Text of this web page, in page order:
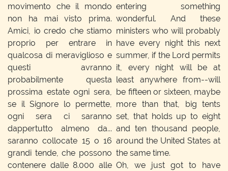
movimento che il mondo
non ha mai visto prima.
Amici, io credo che stiamo
proprio per entrare in
qualcosa di meraviglioso e
questi avranno
probabilmente questa
prossima estate ogni sera,
se il Signore lo permette,
ogni sera ci saranno
dappertutto almeno da...
saranno collocate 15 o 16
grandi tende, che possono
contenere dalle 8.000 alle
entering something
wonderful. And these
ministers who will probably
have every night this next
summer, if the Lord permits
it, every night will be at
least anywhere from--will
be fifteen or sixteen, maybe
more than that, big tents
set, that holds up to eight
and ten thousand people,
around the United States at
the same time.
Oh, we just got to have